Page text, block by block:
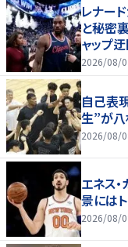
レナー
と秘密
ャップ
2026/08/
自己表
生”が八
2026/08/
エネス
景には
2026/08/